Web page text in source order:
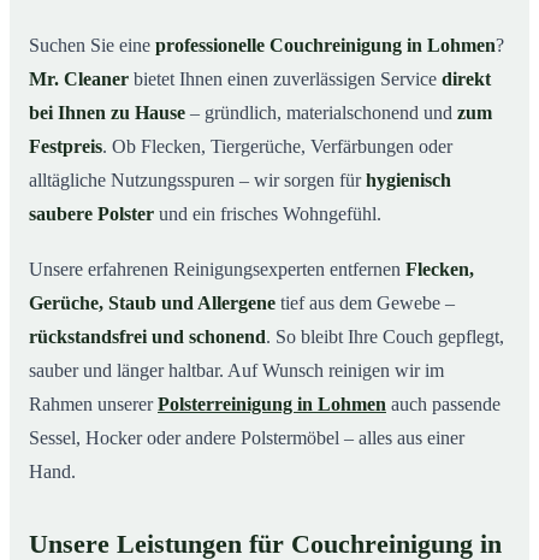
03 Warum Mr. Cleaner in Lohmen?
04So läuft Ihre Couchreinigung in Lohmen ab
05Couchreinigung in Lohmen & Umgebung
So wird Ihre Couch in Lohmen gründlich gereinigt
Suchen Sie eine professionelle Couchreinigung in Lohmen?
Mr. Cleaner bietet Ihnen einen zuverlässigen Service direkt
bei Ihnen zu Hause – gründlich, materialschonend und zum
Festpreis. Ob Flecken, Tiergerüche, Verfärbungen oder
alltägliche Nutzungsspuren – wir sorgen fürhygienisch
saubere Polster und ein frisches Wohngefühl.
Unsere erfahrenen Reinigungsexperten entfernen Flecken,
Gerüche, Staub und Allergene tief aus dem Gewebe –
rückstandsfrei und schonend. So bleibt Ihre Couch gepflegt,
sauber und länger haltbar. Auf Wunsch reinigen wir im
Rahmen unsererPolsterreinigung in Lohmen auch passende
Sessel, Hocker oder andere Polstermöbel – alles aus einer
Hand.
Unsere Leistungen für Couchreinigung in